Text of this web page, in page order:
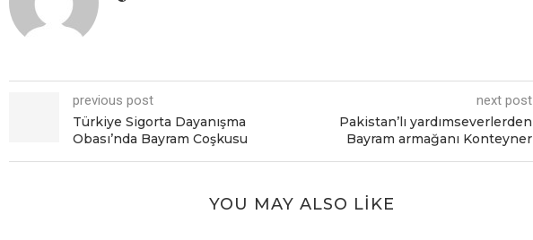
previous post
Türkiye Sigorta Dayanışma
Obası’nda Bayram Coşkusu
next post
Pakistan’lı yardımseverlerden
Bayram armağanı Konteyner
YOU MAY ALSO LIKE